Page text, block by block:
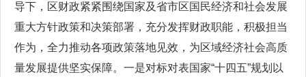
导下，区财政紧紧围绕国家及省市区国民经济和社会发展
重大方针政策和决策部署，充分发挥财政职能，积极担当
作为，全力推动各项政策落地见效，为区域经济社会高质
量发展提供坚实保障。一是对标对表国家“十四五”规划以